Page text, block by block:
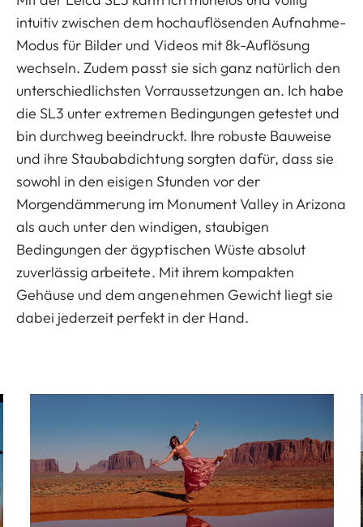
intuitiv zwischen dem hochauflösenden Aufnahme-
Modus für Bilder und Videos mit 8k-Auflösung
wechseln. Zudem passt sie sich ganz natürlich den
unterschiedlichsten Vorraussetzungen an. Ich habe
die SL3 unter extremen Bedingungen getestet und
bin durchweg beeindruckt. Ihre robuste Bauweise
und ihre Staubabdichtung sorgten dafür, dass sie
sowohl in den eisigen Stunden vor der
Morgendämmerung im Monument Valley in Arizona
als auch unter den windigen, staubigen
Bedingungen der ägyptischen Wüste absolut
zuverlässig arbeitete. Mit ihrem kompakten
Gehäuse und dem angenehmen Gewicht liegt sie
dabei jederzeit perfekt in der Hand.